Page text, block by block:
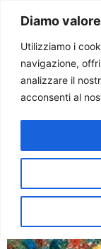
Diamo
Utilizziamo i
navigazione,
analizzare il
acconsenti al
Tag:
di
antica